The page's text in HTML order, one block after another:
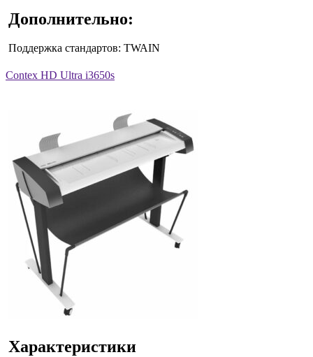
Дополнительно:
Поддержка стандартов: TWAIN
Contex HD Ultra i3650s
Характеристики